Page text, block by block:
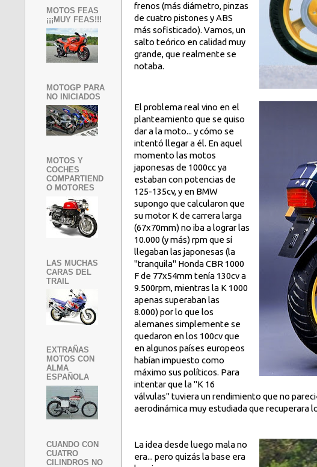
frenos (más diámetro, pinzas
de cuatro pistones y ABS
más sofisticado). Vamos, un
salto teórico en calidad muy
grande, que realmente se
notaba.
El problema real vino en el
planteamiento que se quiso
dar a la moto... y cómo se
intentó llegar a él. En aquel
momento las motos
japonesas de 1000cc ya
estaban con potencias de
125-135cv, y en BMW
supongo que calcularon que
su motor K de carrera larga
(67x70mm) no iba a lograr las
10.000 (y más) rpm que sí
llegaban las japonesas (la
"tranquila" Honda CBR 1000
F de 77x54mm tenía 130cv a
9.500rpm, mientras la K 1000
apenas superaban las
8.000) por lo que los
alemanes simplemente se
quedaron en los 100cv que
en algunos países europeos
habían impuesto como
máximo sus políticos. Para
intentar que la "K 16
válvulas" tuviera un rendimiento que no
aerodinámica muy estudiada que recuperara
La idea desde luego mala no
era... pero quizás la base era
MOTOS FEAS
¡¡¡MUY FEAS!!!
MOTOGP PARA
NO INICIADOS
MOTOS Y
COCHES
COMPARTIEND
O MOTORES
LAS MUCHAS
CARAS DEL
TRAIL
EXTRAÑAS
MOTOS CON
ALMA
ESPAÑOLA
CUANDO CON
CUATRO
CILINDROS NO